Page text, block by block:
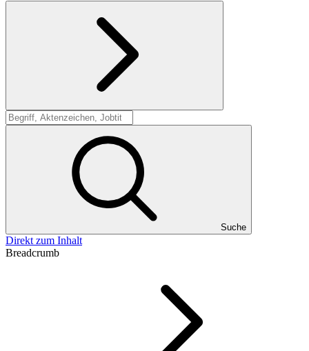
Suche
Suche
Direkt zum Inhalt
Breadcrumb